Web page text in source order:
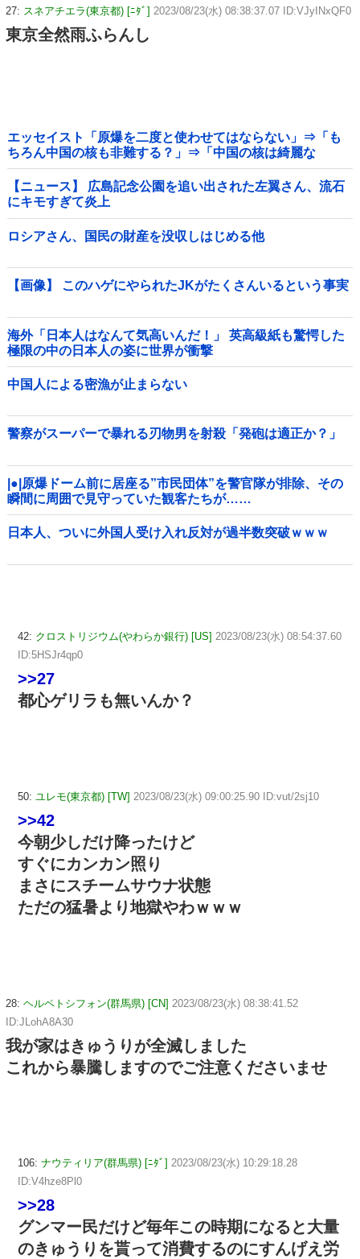
27: スネアチエラ(東京都) [ﾆﾀﾞ] 2023/08/23(水) 08:38:37.07 ID:VJyINxQF0
東京全然雨ふらんし
エッセイスト「原爆を二度と使わせてはならない」⇒「も
ちろん中国の核も非難する？」⇒「中国の核は綺麗な
核！」
【ニュース】 広島記念公園を追い出された左翼さん、流石
にキモすぎて炎上
ロシアさん、国民の財産を没収しはじめる他
【画像】 このハゲにやられたJKがたくさんいるという事実
海外「日本人はなんて気高いんだ！」 英高級紙も驚愕した
極限の中の日本人の姿に世界が衝撃
中国人による密漁が止まらない
警察がスーパーで暴れる刃物男を射殺「発砲は適正か？」
|●|原爆ドーム前に居座る”市民団体”を警官隊が排除、その
瞬間に周囲で見守っていた観客たちが……
日本人、ついに外国人受け入れ反対が過半数突破ｗｗｗ
42: クロストリジウム(やわらか銀行) [US] 2023/08/23(水) 08:54:37.60
ID:5HSJr4qp0
>>27
都心ゲリラも無いんか？
50: ユレモ(東京都) [TW] 2023/08/23(水) 09:00:25.90 ID:vut/2sj10
>>42
今朝少しだけ降ったけど
すぐにカンカン照り
まさにスチームサウナ状態
ただの猛暑より地獄やわｗｗｗ
28: ヘルペトシフォン(群馬県) [CN] 2023/08/23(水) 08:38:41.52
ID:JLohA8A30
我が家はきゅうりが全滅しました
これから暴騰しますのでご注意くださいませ
106: ナウティリア(群馬県) [ﾆﾀﾞ] 2023/08/23(水) 10:29:18.28
ID:V4hze8Pl0
>>28
グンマー民だけど毎年この時期になると大量
のきゅうりを貰って消費するのにすんげえ労